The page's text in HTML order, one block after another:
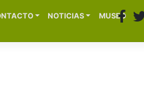
NOTICIAS MUSEO